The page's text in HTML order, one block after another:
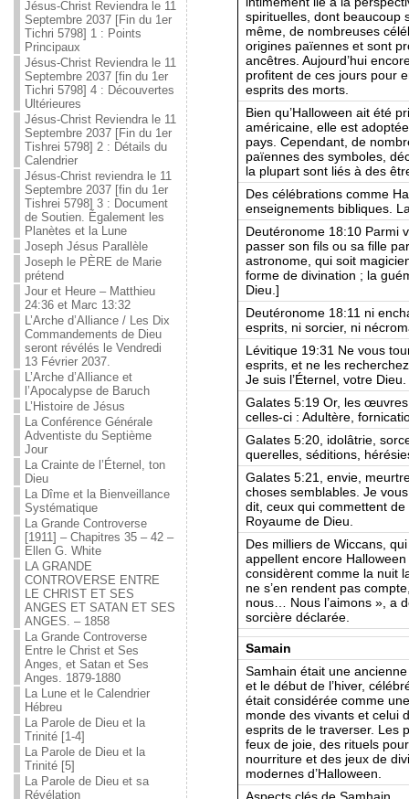
Jésus-Christ Reviendra le 11
Septembre 2037 [Fin du 1er
Tichri 5798] 1 : Points
Principaux
Jésus-Christ Reviendra le 11
Septembre 2037 [fin du 1er
Tichri 5798] 4 : Découvertes
Ultérieures
Jésus-Christ Reviendra le 11
Septembre 2037 [Fin du 1er
Tishrei 5798] 2 : Détails du
Calendrier
Jésus-Christ reviendra le 11
Septembre 2037 [fin du 1er
Tishrei 5798] 3 : Document
de Soutien. Également les
Planètes et la Lune
Joseph Jésus Parallèle
Joseph le PÈRE de Marie
prétend
Jour et Heure – Matthieu
24:36 et Marc 13:32
L’Arche d’Alliance / Les Dix
Commandements de Dieu
seront révélés le Vendredi
13 Février 2037.
L’Arche d’Alliance et
l’Apocalypse de Baruch
L’Histoire de Jésus
La Conférence Générale
Adventiste du Septième
Jour
La Crainte de l’Éternel, ton
Dieu
La Dîme et la Bienveillance
Systématique
La Grande Controverse
[1911] – Chapitres 35 – 42 –
Ellen G. White
LA GRANDE
CONTROVERSE ENTRE
LE CHRIST ET SES
ANGES ET SATAN ET SES
ANGES. – 1858
La Grande Controverse
Entre le Christ et Ses
Anges, et Satan et Ses
Anges. 1879-1880
La Lune et le Calendrier
Hébreu
La Parole de Dieu et la
Trinité [1-4]
La Parole de Dieu et la
Trinité [5]
La Parole de Dieu et sa
Révélation
spirituelles, dont beaucoup
même, de nombreuses
origines païennes et sont
ancêtres. Aujourd’hui
profitent de ces jours pour
esprits des morts.
Bien qu’Halloween ait été
américaine, elle est
pays. Cependant, de
païennes des symboles,
la plupart sont liés à des
Des célébrations comme
enseignements bibliques.
Deutéronome 18:10 Parmi
passer son fils ou sa fille
astronome, qui soit
forme de divination ; la
Dieu.]
Deutéronome 18:11 ni
esprits, ni sorcier, ni
Lévitique 19:31 Ne vous
esprits, et ne les
Je suis l’Éternel, votre Dieu.
Galates 5:19 Or, les
celles-ci : Adultère,
Galates 5:20, idolâtrie,
querelles, séditions,
Galates 5:21, envie,
choses semblables. Je
dit, ceux qui commettent
Royaume de Dieu.
Des milliers de Wiccans,
appellent encore
considèrent comme la nuit
ne s’en rendent pas
nous… Nous l’aimons », a
sorcière déclarée.
Samain
Samhain était une
et le début de l’hiver,
était considérée comme
monde des vivants et celui
esprits de le traverser. Les
feux de joie, des rituels
nourriture et des jeux de
modernes d’Halloween.
Aspects clés de Samhain